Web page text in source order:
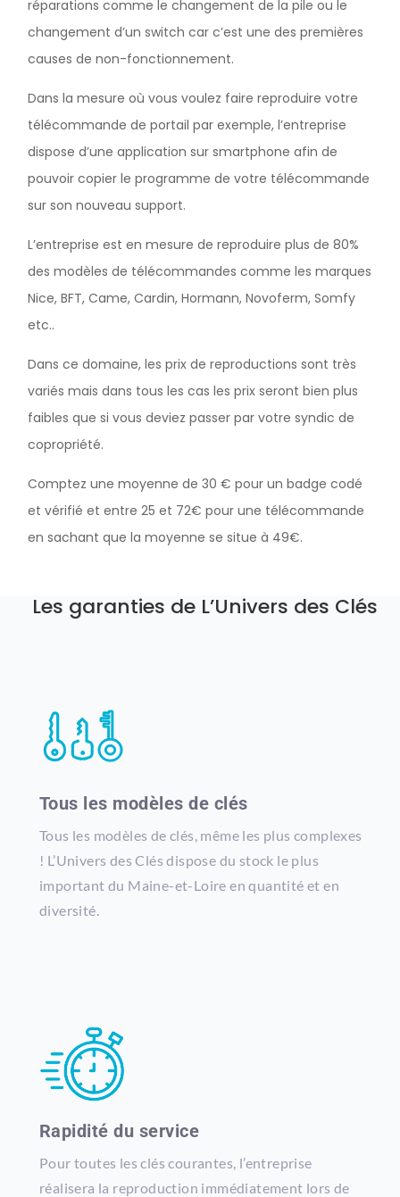
réparations comme le changement de la pile ou le
changement d’un switch car c’est une des premières
causes de non-fonctionnement.
Dans la mesure où vous voulez faire reproduire votre
télécommande de portail par exemple, l’entreprise
dispose d’une application sur smartphone afin de
pouvoir copier le programme de votre télécommande
sur son nouveau support.
L’entreprise est en mesure de reproduire plus de 80%
des modèles de télécommandes comme les marques
Nice, BFT, Came, Cardin, Hormann, Novoferm, Somfy
etc..
Dans ce domaine, les prix de reproductions sont très
variés mais dans tous les cas les prix seront bien plus
faibles que si vous deviez passer par votre syndic de
copropriété.
Comptez une moyenne de 30 € pour un badge codé
et vérifié et entre 25 et 72€ pour une télécommande
en sachant que la moyenne se situe à 49€.
Les garanties de L’Univers des Clés
Tous les modèles de clés
Tous les modèles de clés, même les plus complexes
! L’Univers des Clés dispose du stock le plus
important du Maine-et-Loire en quantité et en
diversité.
Rapidité du service
Pour toutes les clés courantes, l’entreprise
réalisera la reproduction immédiatement lors de